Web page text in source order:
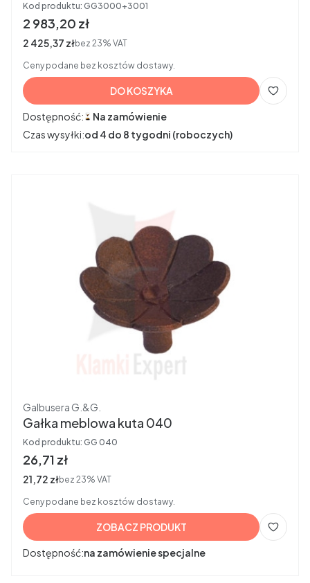
Kod produktu: GG3000+3001
Cena brutto
2 983,20 zł
Cena netto
2 425,37 złbez 23% VAT
Ceny podane bez kosztów dostawy.
DO KOSZYKA
Dostępność:
Na zamówienie
Czas wysyłki:od 4 do 8 tygodni (roboczych)
Producent
Galbusera G.&G.
Gałka meblowa kuta 040
Kod produktu: GG 040
Cena brutto
26,71 zł
Cena netto
21,72 złbez 23% VAT
Ceny podane bez kosztów dostawy.
ZOBACZ PRODUKT
Dostępność:na zamówienie specjalne